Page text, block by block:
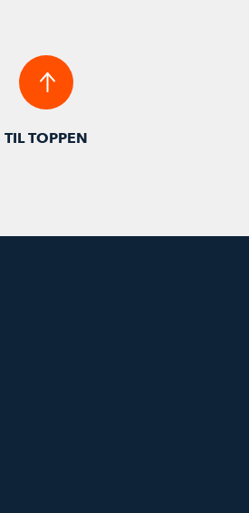
TIL TOPPEN